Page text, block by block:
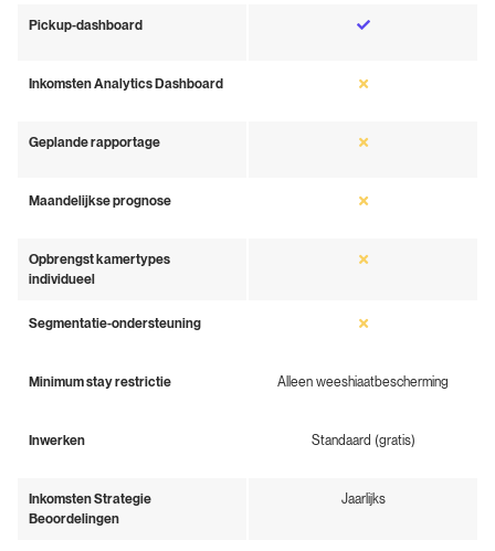
Pickup-dashboard
Inkomsten Analytics Dashboard
Geplande rapportage
Maandelijkse prognose
Opbrengst kamertypes
individueel
Segmentatie-ondersteuning
Minimum stay restrictie Alleen weeshiaatbescherming
Inwerken Standaard (gratis)
Inkomsten Strategie
Beoordelingen
Jaarlijks